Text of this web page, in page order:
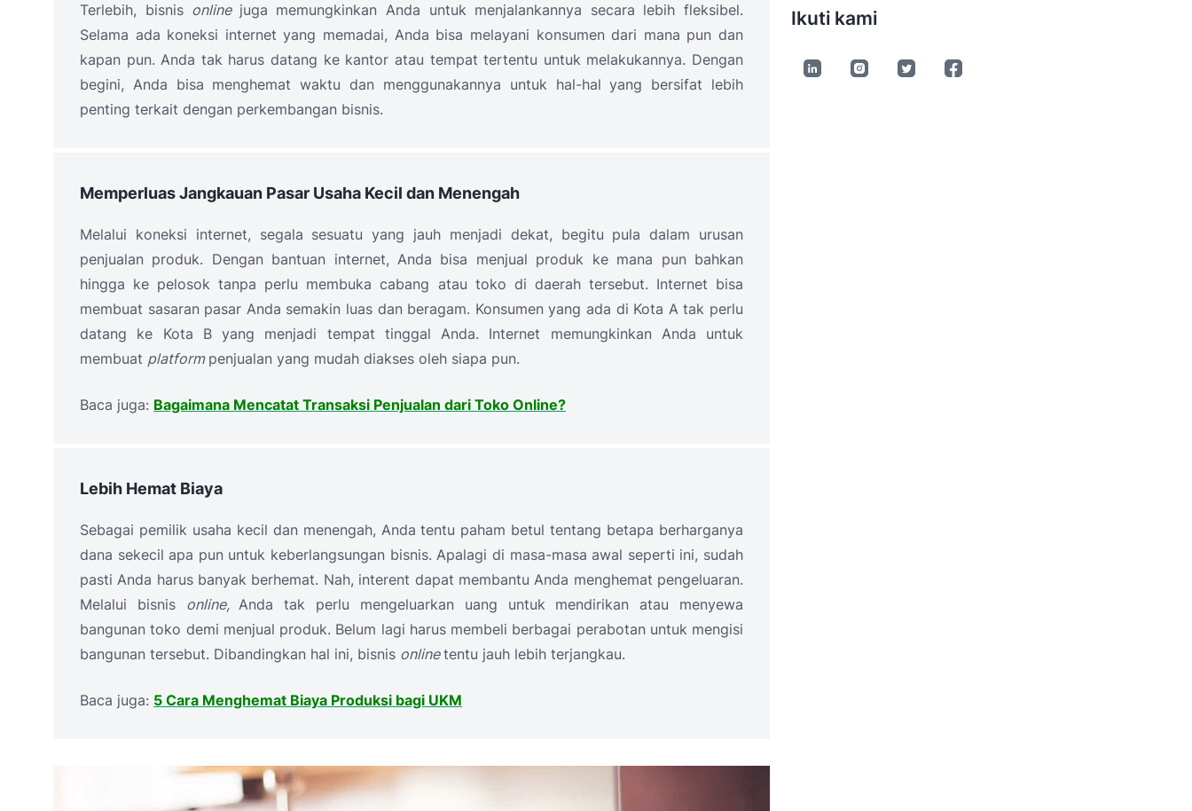
Terlebih, bisnis online juga memungkinkan Anda untuk menjalankannya secara lebih fleksibel.
Selama ada koneksi internet yang memadai, Anda bisa melayani konsumen dari mana pun dan
kapan pun. Anda tak harus datang ke kantor atau tempat tertentu untuk melakukannya. Dengan
begini, Anda bisa menghemat waktu dan menggunakannya untuk hal-hal yang bersifat lebih
penting terkait dengan perkembangan bisnis.
Memperluas Jangkauan Pasar Usaha Kecil dan Menengah
Melalui koneksi internet, segala sesuatu yang jauh menjadi dekat, begitu pula dalam urusan
penjualan produk. Dengan bantuan internet, Anda bisa menjual produk ke mana pun bahkan
hingga ke pelosok tanpa perlu membuka cabang atau toko di daerah tersebut. Internet bisa
membuat sasaran pasar Anda semakin luas dan beragam. Konsumen yang ada di Kota A tak perlu
datang ke Kota B yang menjadi tempat tinggal Anda. Internet memungkinkan Anda untuk
membuat platform penjualan yang mudah diakses oleh siapa pun.
Baca juga: Bagaimana Mencatat Transaksi Penjualan dari Toko Online?
Lebih Hemat Biaya
Sebagai pemilik usaha kecil dan menengah, Anda tentu paham betul tentang betapa berharganya
dana sekecil apa pun untuk keberlangsungan bisnis. Apalagi di masa-masa awal seperti ini, sudah
pasti Anda harus banyak berhemat. Nah, interent dapat membantu Anda menghemat pengeluaran.
Melalui bisnis online,Anda tak perlu mengeluarkan uang untuk mendirikan atau menyewa
bangunan toko demi menjual produk. Belum lagi harus membeli berbagai perabotan untuk mengisi
bangunan tersebut. Dibandingkan hal ini, bisnis onlinetentu jauh lebih terjangkau.
Baca juga: 5 Cara Menghemat Biaya Produksi bagi UKM
Ikuti kami